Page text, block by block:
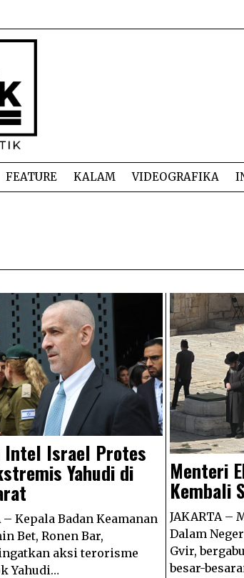
FEATURE KALAM VIDEOGRAFIKA
Intel Israel Protes
Yahudi di
– Kepala Badan Keamanan
Bet, Ronen Bar,
aksi terorisme
Yahudi…
Menteri
Kembali
JAKARTA –
Dalam
Gvir,
besar-